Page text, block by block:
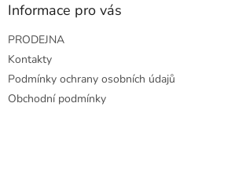
Informace pro vás
PRODEJNA
Kontakty
Podmínky ochrany osobních údajů
Obchodní podmínky